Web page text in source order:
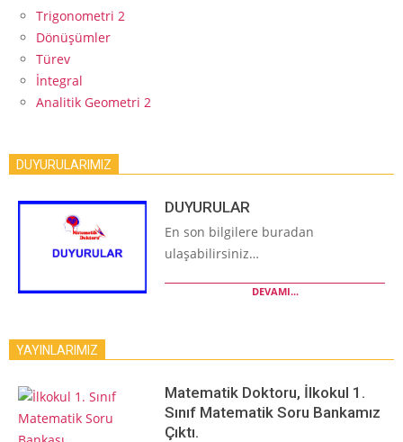
Trigonometri 2
Dönüşümler
Türev
İntegral
Analitik Geometri 2
DUYURULARIMIZ
DUYURULAR
En son bilgilere buradan
ulaşabilirsiniz…
DEVAMI...
YAYINLARIMIZ
Matematik Doktoru, İlkokul 1.
Sınıf Matematik Soru Bankamız
Çıktı.